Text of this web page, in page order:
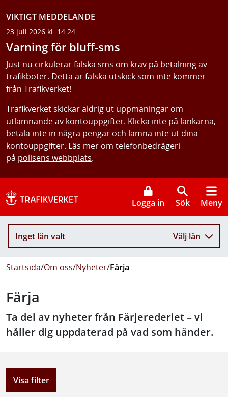
VIKTIGT MEDDELANDE
23 juli 2026 kl. 14:24
Varning för bluff-sms
Just nu cirkulerar falska sms om krav på betalning av
trafikböter. Detta är falska utskick som inte kommer
från Trafikverket!
Trafikverket skickar aldrig ut uppmaningar om
utlämnande av kontouppgifter. Klicka inte på länkarna,
betala inte in några pengar och lämna inte ut dina
kontouppgifter. Läs mer om telefonbedrägeri
på polisens webbplats.
Logga in Sök Meny
Inget län valt Välj län
Startsida/Om oss/Nyheter/Färja
Färja
Ta del av nyheter från Färjerederiet – vi
håller dig uppdaterad på vad som händer.
Visa filter